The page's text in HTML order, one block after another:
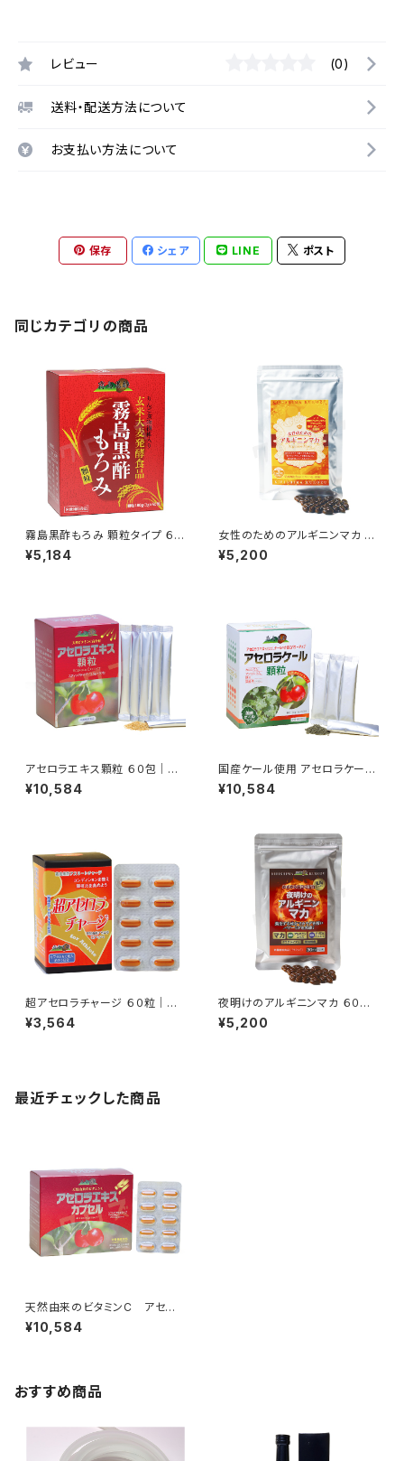
レビュー (0)
送料・配送方法について
お支払い方法について
保存 シェア LINE ポスト
同じカテゴリの商品
霧島黒酢もろみ 顆粒タイプ ６０
包｜九州産黒酢もろみ｜霧島黒
酢
¥5,184
⼥性のためのアルギニンマカ ６
０粒｜妊活・ホルモンバランス｜
霧島黒酢
¥5,200
アセロラエキス顆粒 ６０包｜天
然ビタミンC高含有アセロラ濃
縮エキス顆粒｜霧島黒酢
¥10,584
国産ケール使用 アセロラケール
顆粒 ６０包｜アセロラビタミンC
で鉄分吸収向上｜霧島黒酢
¥10,584
超アセロラチャージ ６０粒｜ア
スリート用植物性ビタミン補給
｜霧島黒酢
¥3,564
夜明けのアルギニンマカ ６０粒
｜めざめる明日の活力｜霧島黒
酢
¥5,200
最近チェックした商品
天然由来のビタミンC アセロ
ラエキスカプセル ２００粒｜天
然アセロラ果汁を超濃縮｜霧島
¥10,584
おすすめ商品